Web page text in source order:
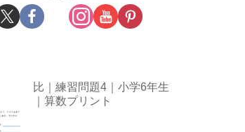
比｜練習問題4｜小学6年生
｜算数プリント